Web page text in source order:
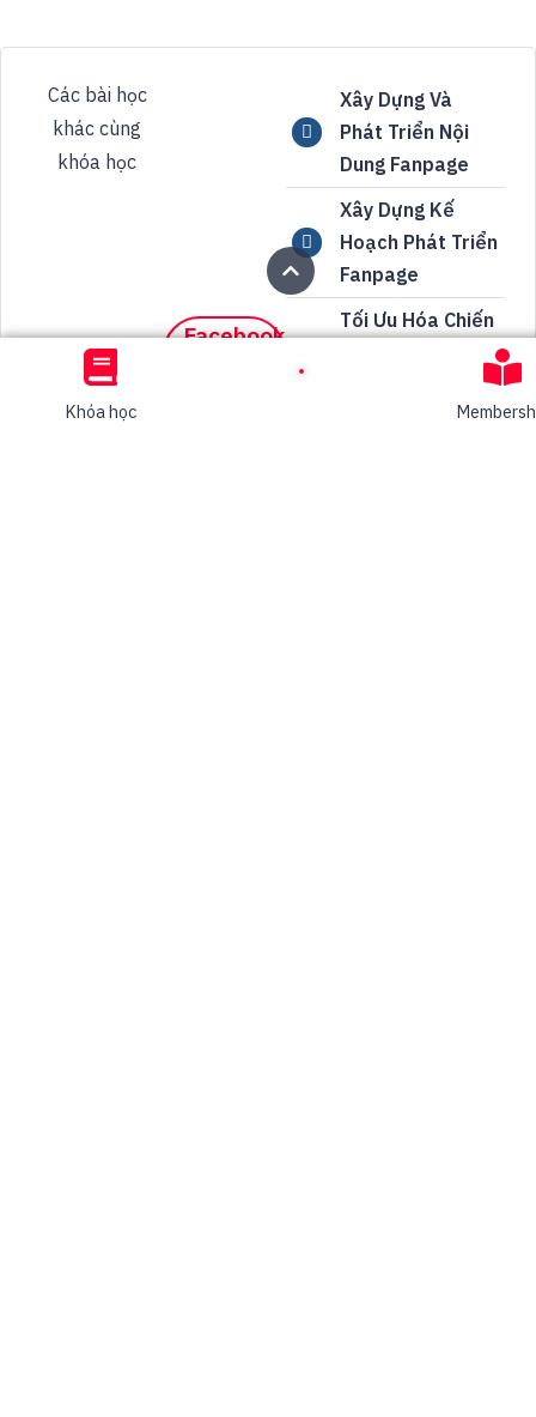
Khóa học
Các bài học
khác cùng
khóa học
Facebook
Xây Dựng Và
Phát Triển Nội
Dung Fanpage
Xây Dựng Kế
Hoạch Phát Triển
Fanpage
Tối Ưu Hóa Chiến